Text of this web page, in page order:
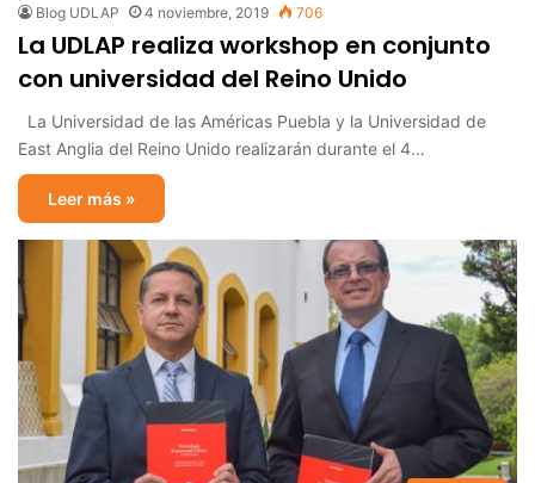
Blog UDLAP 4 noviembre, 2019 706
La UDLAP realiza workshop en conjunto
con universidad del Reino Unido
La Universidad de las Américas Puebla y la Universidad de
East Anglia del Reino Unido realizarán durante el 4…
Leer más »